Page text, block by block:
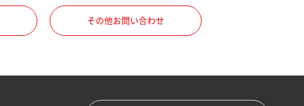
その他お問い合わせ